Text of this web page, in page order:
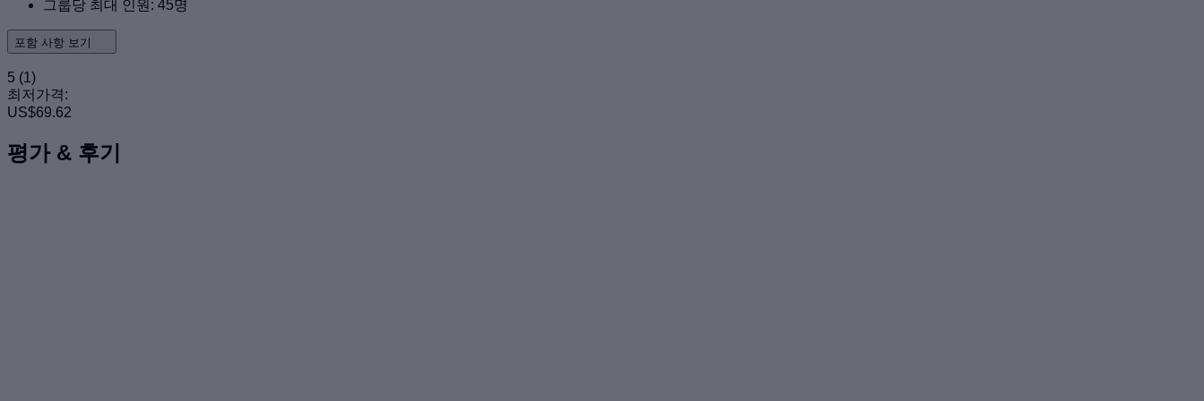
그룹당 최대 인원: 45명
포함 사항 보기
5 (1)
최저가격:
US$69.62
평가 & 후기